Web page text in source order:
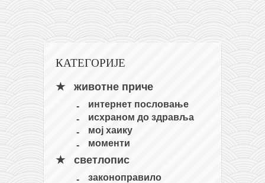
тсунами дојо
програм
чланарина
бесплатна е-књига
моја прича
КАТЕГОРИЈЕ
животне приче
интернет пословање
исхраном до здравља
мој хаику
моменти
светлопис
законоправило